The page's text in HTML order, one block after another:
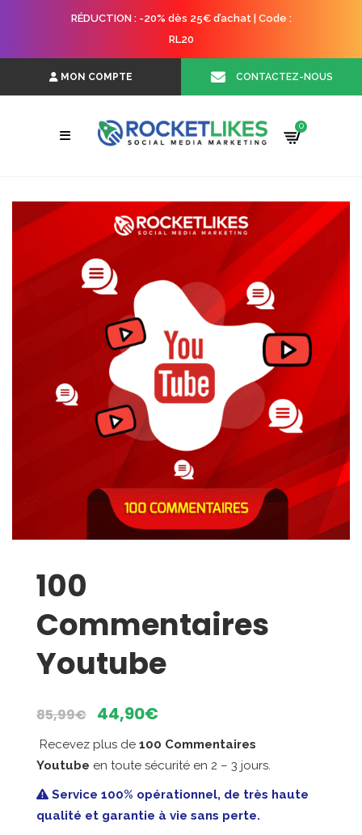
RÉDUCTION : -20% dès 25€ d’achat | Code :
RL20
MON COMPTE CONTACTEZ-NOUS
0
100
Commentaires
Youtube
85,99€
Le
prix
initial
était :
85,99€.
44,90€
prix
actuel
est :
44,90€.
Recevez plus de 100 Commentaires
Youtube en toute sécurité en 2 – 3 jours.
Service 100% opérationnel, de très haute
qualité et garantie à vie sans perte.